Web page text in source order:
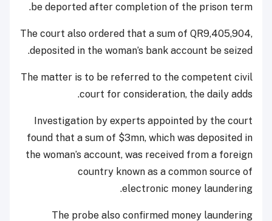
be deported after completion of the prison term.
The court also ordered that a sum of QR9,405,904,
deposited in the woman’s bank account be seized.
The matter is to be referred to the competent civil
court for consideration, the daily adds.
Investigation by experts appointed by the court
found that a sum of $3mn, which was deposited in
the woman’s account, was received from a foreign
country known as a common source of
electronic money laundering
.
The probe also confirmed money laundering